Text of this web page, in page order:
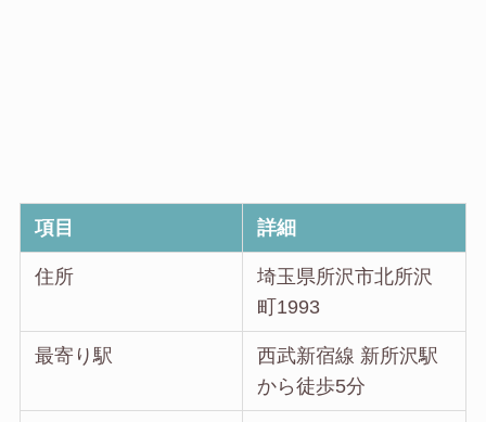
項目 詳細
住所
埼玉県所沢市北所沢
町1993
最寄り駅
西武新宿線 新所沢駅
から徒歩5分